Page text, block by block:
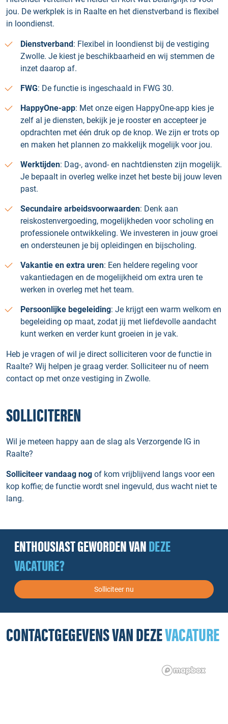
jou. De werkplek is in Raalte en het dienstverband is flexibel
in loondienst.
Dienstverband: Flexibel in loondienst bij de vestiging
Zwolle. Je kiest je beschikbaarheid en wij stemmen de
inzet daarop af.
FWG: De functie is ingeschaald in FWG 30.
HappyOne-app: Met onze eigen HappyOne-app kies je
zelf al je diensten, bekijk je je rooster en accepteer je
opdrachten met één druk op de knop. We zijn er trots op
en maken het plannen zo makkelijk mogelijk voor jou.
Werktijden: Dag-, avond- en nachtdiensten zijn mogelijk.
Je bepaalt in overleg welke inzet het beste bij jouw leven
past.
Secundaire arbeidsvoorwaarden: Denk aan
reiskostenvergoeding, mogelijkheden voor scholing en
professionele ontwikkeling. We investeren in jouw groei
en ondersteunen je bij opleidingen en bijscholing.
Vakantie en extra uren: Een heldere regeling voor
vakantiedagen en de mogelijkheid om extra uren te
werken in overleg met het team.
Persoonlijke begeleiding: Je krijgt een warm welkom en
begeleiding op maat, zodat jij met liefdevolle aandacht
kunt werken en verder kunt groeien in je vak.
Heb je vragen of wil je direct solliciteren voor de functie in
Raalte? Wij helpen je graag verder. Solliciteer nu of neem
contact op met onze vestiging in Zwolle.
SOLLICITEREN
Wil je meteen happy aan de slag als Verzorgende IG in
Raalte?
Solliciteer vandaag nog of kom vrijblijvend langs voor een
kop koffie; de functie wordt snel ingevuld, dus wacht niet te
lang.
ENTHOUSIAST GEWORDEN VANDEZE
VACATURE?
Solliciteer nu
CONTACTGEGEVENS VAN DEZEVACATURE